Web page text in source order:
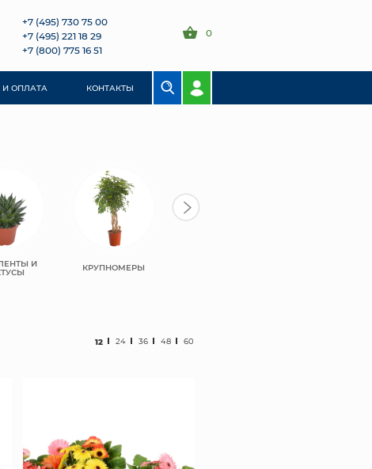
+7 (495) 730 75 00
+7 (495) 221 18 29
+7 (800) 775 16 51
0
И ОПЛАТА КОНТАКТЫ
И КРУПНОМЕРЫ
12 24 36 48 60